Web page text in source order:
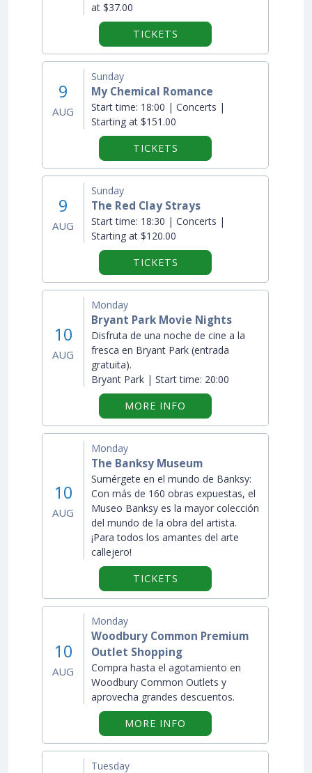
at $37.00
TICKETS
9
AUG
Sunday
My Chemical Romance
Start time: 18:00 | Concerts |
Starting at $151.00
TICKETS
9
AUG
Sunday
The Red Clay Strays
Start time: 18:30 | Concerts |
Starting at $120.00
TICKETS
10
AUG
Monday
Bryant Park Movie Nights
Disfruta de una noche de cine a la
fresca en Bryant Park (entrada
gratuita).
Bryant Park | Start time: 20:00
MORE INFO
10
AUG
Monday
The Banksy Museum
Sumérgete en el mundo de Banksy:
Con más de 160 obras expuestas, el
Museo Banksy es la mayor colección
del mundo de la obra del artista.
¡Para todos los amantes del arte
callejero!
TICKETS
10
AUG
Monday
Woodbury Common Premium
Outlet Shopping
Compra hasta el agotamiento en
Woodbury Common Outlets y
aprovecha grandes descuentos.
MORE INFO
Tuesday